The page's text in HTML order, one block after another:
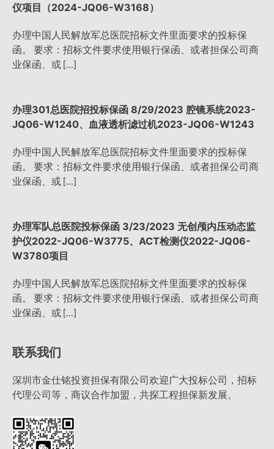
仪项目（2024-JQ06-W3168）
办理中国人民解放军总医院招标文件里面要求的投标保
函。 要求：招标文件要求使用银行保函、或者担保公司商
业保函、或 […]
办理301总医院招投标保函 8/29/2023 腔镜系统2023-
JQ06-W1240、血液透析滤过机2023-JQ06-W1243
办理中国人民解放军总医院招标文件里面要求的投标保
函。 要求：招标文件要求使用银行保函、或者担保公司商
业保函、或 […]
办理军队总医院投标保函 3/23/2023 无创颅内压动态监
护仪2022-JQ06-W3775、ACT检测仪2022-JQ06-
W3780项目
办理中国人民解放军总医院招标文件里面要求的投标保
函。 要求：招标文件要求使用银行保函、或者担保公司商
业保函、或 […]
联系我们
深圳市金仕铭投资担保有限公司欢迎广大投标公司，招标
代理公司等，商议合作加盟，共探工程担保新发展。